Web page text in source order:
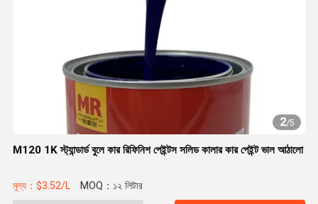
2/5
M120 1K স্ট্যান্ডার্ড বুলে কার রিফিনিশ পেইন্টস সলিড কালার কার পেইন্ট ভাল আঠালো
মূল্য：$3.52/L MOQ：১২ লিটার